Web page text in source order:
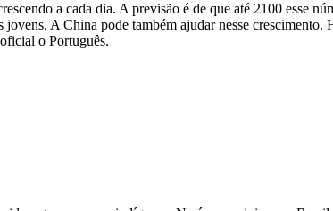
a cada dia. A previsão é de que até 2100 esse
A China pode também ajudar nesse crescimento.
o Português.